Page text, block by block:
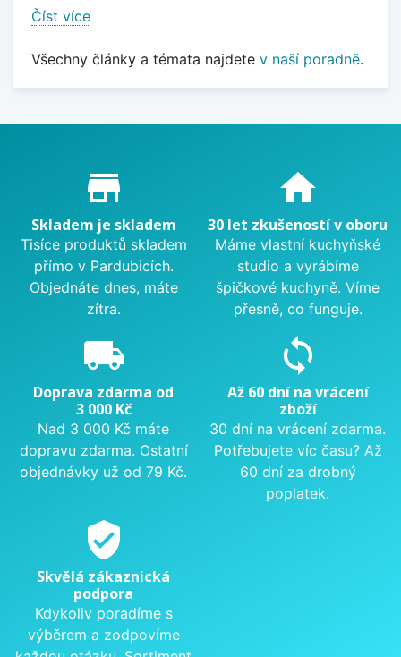
Číst více
Všechny články a témata najdete v naší poradně.
Proč nakupovat u nás?
store_mall_directory
Skladem je skladem
Tisíce produktů skladem
přímo v Pardubicích.
Objednáte dnes, máte
zítra.
home
30 let zkušeností v oboru
Máme vlastní kuchyňské
studio a vyrábíme
špičkové kuchyně. Víme
přesně, co funguje.
local_shipping
Doprava zdarma od
3 000 Kč
Nad 3 000 Kč máte
dopravu zdarma. Ostatní
objednávky už od 79 Kč.
sync
Až 60 dní na vrácení
zboží
30 dní na vrácení zdarma.
Potřebujete víc času? Až
60 dní za drobný
poplatek.
verified_user
Skvělá zákaznická
podpora
Kdykoliv poradíme s
výběrem a zodpovíme